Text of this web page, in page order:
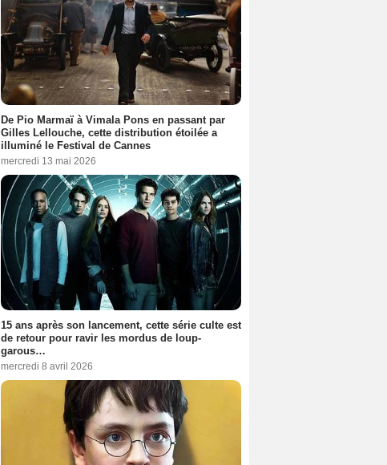
De Pio Marmaï à Vimala Pons en passant par
Gilles Lellouche, cette distribution étoilée a
illuminé le Festival de Cannes
mercredi 13 mai 2026
15 ans après son lancement, cette série culte est
de retour pour ravir les mordus de loup-
garous…
mercredi 8 avril 2026